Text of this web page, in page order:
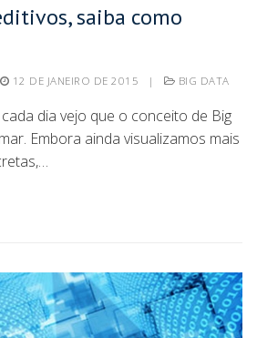
saiba como
12 DE JANEIRO DE 2015 | BIG DATA
dia vejo que o conceito de Big
Embora ainda visualizamos mais